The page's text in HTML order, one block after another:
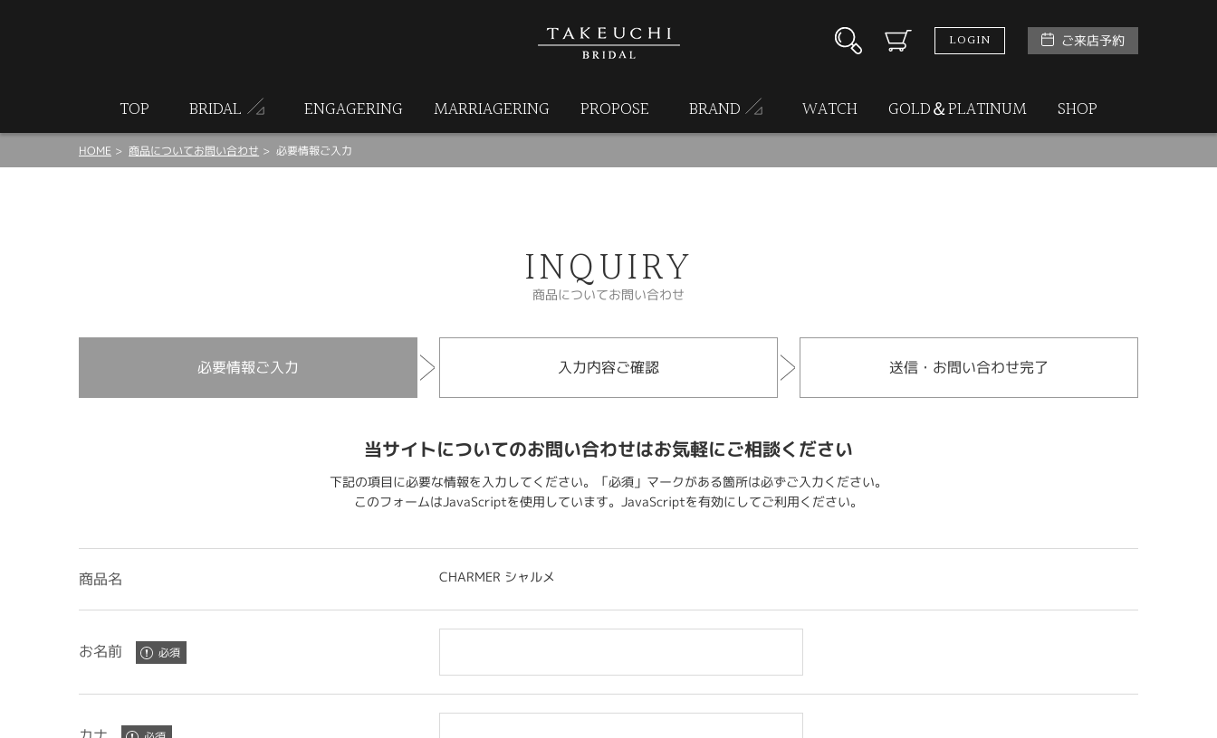
LOGIN ご来店予約
TOP BRIDAL ENGAGERING MARRIAGERING PROPOSE BRAND WATCH GOLD＆PLATINUM SHOP
HOME 商品についてお問い合わせ 必要情報ご入力
INQUIRY
商品についてお問い合わせ
必要情報ご入力 入力内容ご確認 送信・お問い合わせ完了
当サイトについてのお問い合わせはお気軽にご相談ください
下記の項目に必要な情報を入力してください。「必須」マークがある箇所は必ずご入力ください。
このフォームはJavaScriptを使用しています。JavaScriptを有効にしてご利用ください。
商品名 CHARMER シャルメ
お名前